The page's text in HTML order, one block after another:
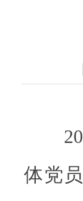
体党